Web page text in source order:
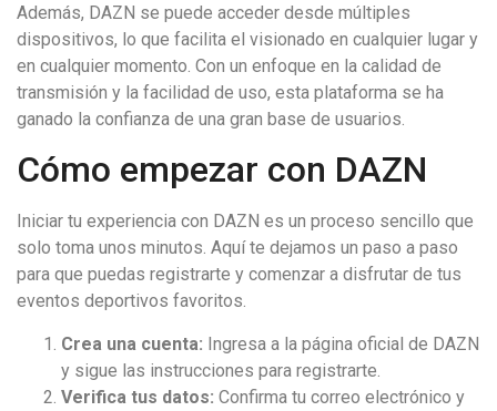
Además, DAZN se puede acceder desde múltiples
dispositivos, lo que facilita el visionado en cualquier lugar y
en cualquier momento. Con un enfoque en la calidad de
transmisión y la facilidad de uso, esta plataforma se ha
ganado la confianza de una gran base de usuarios.
Cómo empezar con DAZN
Iniciar tu experiencia con DAZN es un proceso sencillo que
solo toma unos minutos. Aquí te dejamos un paso a paso
para que puedas registrarte y comenzar a disfrutar de tus
eventos deportivos favoritos.
Crea una cuenta: Ingresa a la página oficial de DAZN
y sigue las instrucciones para registrarte.
Verifica tus datos: Confirma tu correo electrónico y